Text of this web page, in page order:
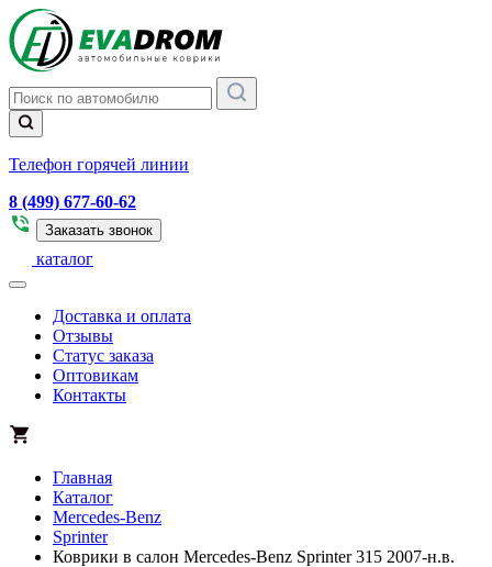
Телефон горячей линии
8 (499) 677-60-62
Заказать звонок
каталог
Доставка и оплата
Отзывы
Статус заказа
Оптовикам
Контакты
Главная
Каталог
Mercedes-Benz
Sprinter
Коврики в салон Mercedes-Benz Sprinter 315 2007-н.в.